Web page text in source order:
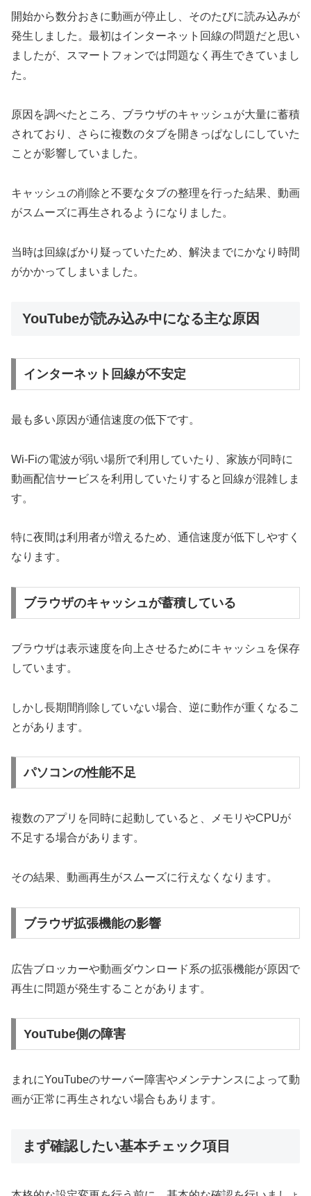
開始から数分おきに動画が停止し、そのたびに読み込みが
発生しました。最初はインターネット回線の問題だと思い
ましたが、スマートフォンでは問題なく再生できていまし
た。
原因を調べたところ、ブラウザのキャッシュが大量に蓄積
されており、さらに複数のタブを開きっぱなしにしていた
ことが影響していました。
キャッシュの削除と不要なタブの整理を行った結果、動画
がスムーズに再生されるようになりました。
当時は回線ばかり疑っていたため、解決までにかなり時間
がかかってしまいました。
YouTubeが読み込み中になる主な原因
インターネット回線が不安定
最も多い原因が通信速度の低下です。
Wi-Fiの電波が弱い場所で利用していたり、家族が同時に
動画配信サービスを利用していたりすると回線が混雑しま
す。
特に夜間は利用者が増えるため、通信速度が低下しやすく
なります。
ブラウザのキャッシュが蓄積している
ブラウザは表示速度を向上させるためにキャッシュを保存
しています。
しかし長期間削除していない場合、逆に動作が重くなるこ
とがあります。
パソコンの性能不足
複数のアプリを同時に起動していると、メモリやCPUが
不足する場合があります。
その結果、動画再生がスムーズに行えなくなります。
ブラウザ拡張機能の影響
広告ブロッカーや動画ダウンロード系の拡張機能が原因で
再生に問題が発生することがあります。
YouTube側の障害
まれにYouTubeのサーバー障害やメンテナンスによって動
画が正常に再生されない場合もあります。
まず確認したい基本チェック項目